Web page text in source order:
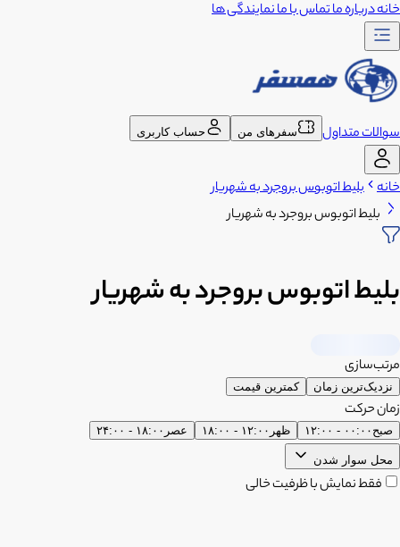
خانهدرباره ماتماس با مانمایندگی ها
سوالات متداول سفرهای من حساب کاربری
خانه بلیط اتوبوس بروجرد به شهریار
بلیط اتوبوس بروجرد به شهریار
بلیط اتوبوس بروجرد به شهریار
مرتب‌سازی
نزدیک‌ترین زمان کمترین قیمت
زمان حرکت
صبح ۰۰:۰۰ - ۱۲:۰۰ ظهر ۱۲:۰۰ - ۱۸:۰۰ عصر ۱۸:۰۰ - ۲۴:۰۰
محل سوار شدن
فقط نمایش با ظرفیت خالی